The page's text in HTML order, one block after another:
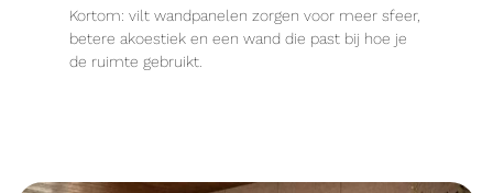
Kortom: vilt wandpanelen zorgen voor meer sfeer,
betere akoestiek en een wand die past bij hoe je
de ruimte gebruikt.